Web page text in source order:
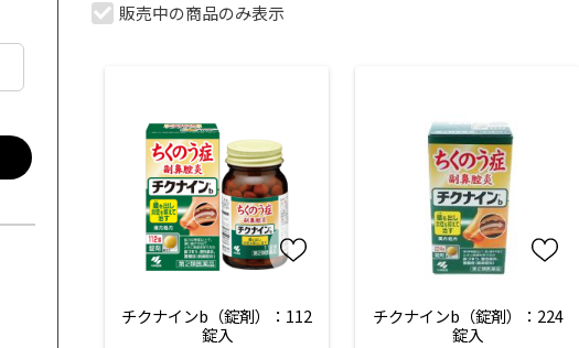
販売中の商品のみ表示
チクナインb（錠剤）：112
錠入
チクナインb（錠剤）：224
錠入